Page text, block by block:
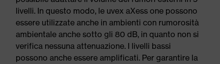
livelli. In questo modo, le uvex aXess one possono
essere utilizzate anche in ambienti con rumorosità
ambientale anche sotto gli 80 dB, in quanto non si
verifica nessuna attenuazione. I livelli bassi
possono anche essere amplificati. Per garantire la